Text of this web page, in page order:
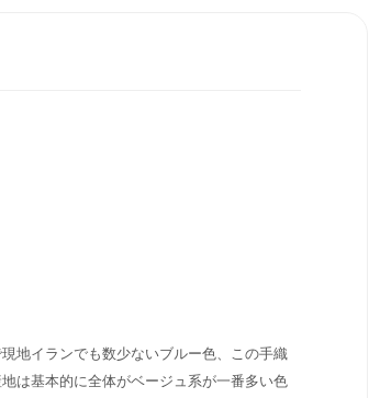
地イランでも数少ないブルー色、この手織
は基本的に全体がベージュ系が一番多い色